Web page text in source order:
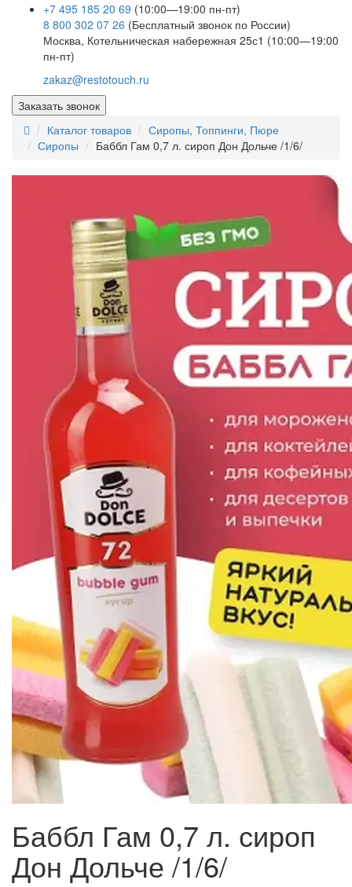
+7 495 185 20 69 (10:00—19:00 пн-пт)
8 800 302 07 26 (Бесплатный звонок по России)
Москва, Котельническая набережная 25с1 (10:00—19:00
пн-пт)
zakaz@restotouch.ru
Заказать звонок
Каталог товаров
Сиропы, Топпинги, Пюре
Сиропы
Баббл Гам 0,7 л. сироп Дон Дольче /1/6/
Баббл Гам 0,7 л. сироп
Дон Дольче /1/6/